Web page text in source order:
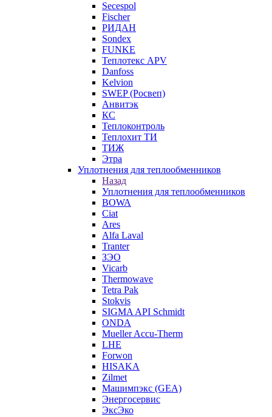
Secespol
Fischer
РИДАН
Sondex
FUNKE
Теплотекс APV
Danfoss
Kelvion
SWEP (Росвеп)
Анвитэк
КС
Теплоконтроль
Теплохит ТИ
ТИЖ
Этра
Уплотнения для теплообменников
Назад
Уплотнения для теплообменников
BOWA
Ciat
Ares
Alfa Laval
Tranter
ЗЭО
Vicarb
Thermowave
Tetra Pak
Stokvis
SIGMA API Schmidt
ONDA
Mueller Accu-Therm
LHE
Forwon
HISAKA
Zilmet
Машимпэкс (GEA)
Энергосервис
ЭксЭко